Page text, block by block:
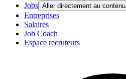
Jobs Aller directement au contenu
Entreprises
Salaires
Job Coach
Espace recruteurs